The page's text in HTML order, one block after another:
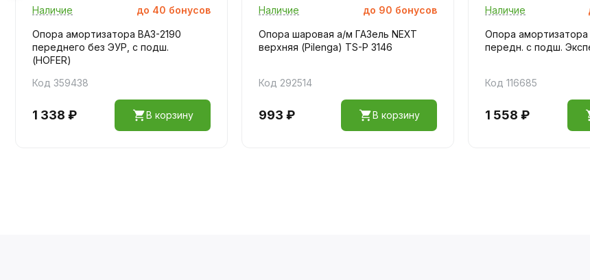
Наличие до 40 бонусов
Опора амортизатора ВАЗ-2190
переднего без ЭУР, с подш.
(HOFER)
Код 359438
1 338 ₽ В корзину
Наличие до 90 бонусов
Опора шаровая а/м ГАЗель NEXT
верхняя (Pilenga) TS-P 3146
Код 292514
993 ₽ В корзину
Наличие
Опора амортизатора
передн. с подш.
Код 116685
1 558 ₽